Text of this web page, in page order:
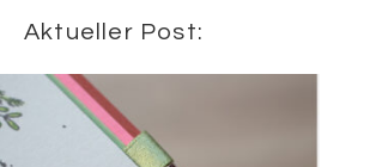
Aktueller Post: